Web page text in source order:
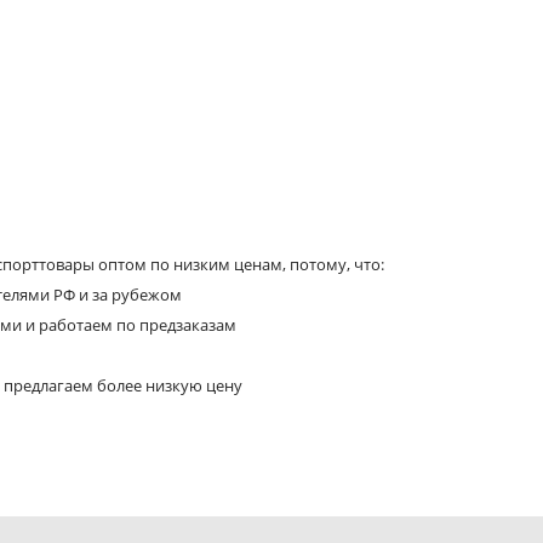
оптом по низким ценам, потому, что:
РФ и за рубежом
и работаем по предзаказам
более низкую цену